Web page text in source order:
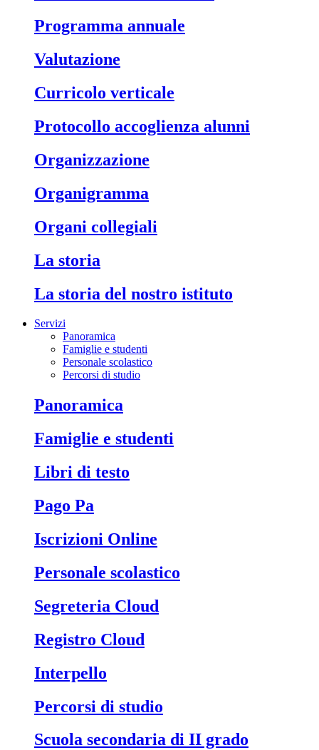
Programma annuale
Valutazione
Curricolo verticale
Protocollo accoglienza alunni
Organizzazione
Organigramma
Organi collegiali
La storia
La storia del nostro istituto
Servizi
Panoramica
Famiglie e studenti
Personale scolastico
Percorsi di studio
Panoramica
Famiglie e studenti
Libri di testo
Pago Pa
Iscrizioni Online
Personale scolastico
Segreteria Cloud
Registro Cloud
Interpello
Percorsi di studio
Scuola secondaria di II grado